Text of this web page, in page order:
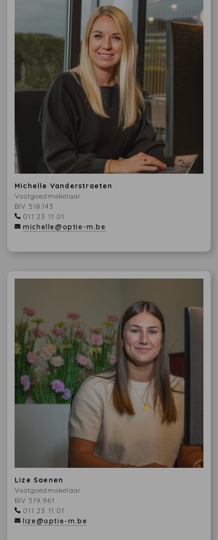
Michelle Vanderstraeten
Vastgoedmakelaar
BIV 518.143
011 23 11 01
michelle@optie-m.be
Lize Saenen
Vastgoedmakelaar
BIV 519.961
011 23 11 01
lize@optie-m.be